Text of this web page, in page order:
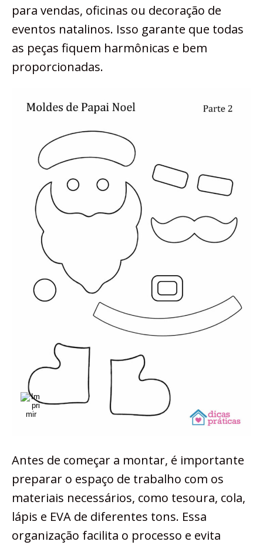
para vendas, oficinas ou decoração de
eventos natalinos. Isso garante que todas
as peças fiquem harmônicas e bem
proporcionadas.
Antes de começar a montar, é importante
preparar o espaço de trabalho com os
materiais necessários, como tesoura, cola,
lápis e EVA de diferentes tons. Essa
organização facilita o processo e evita